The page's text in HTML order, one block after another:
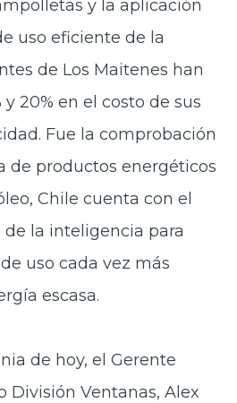
y la aplicación
uso eficiente de la
de Los Maitenes han
y 20% en el costo de sus
Fue la comprobación
de productos energéticos
Chile cuenta con el
la inteligencia para
uso cada vez más
escasa.
de hoy, el Gerente
División Ventanas, Alex